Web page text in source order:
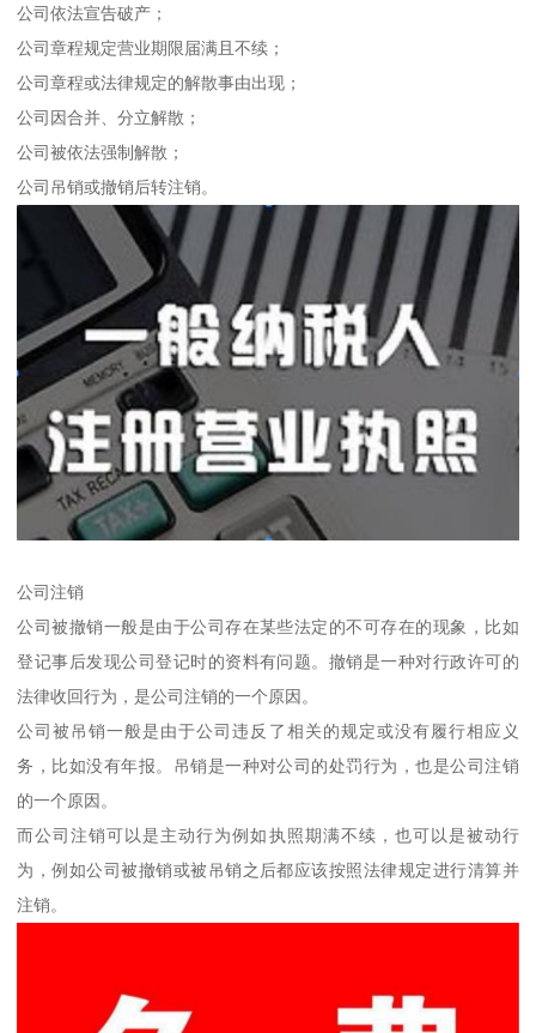
公司依法宣告破产；
公司章程规定营业期限届满且不续；
公司章程或法律规定的解散事由出现；
公司因合并、分立解散；
公司被依法强制解散；
公司吊销或撤销后转注销。
公司注销
公司被撤销一般是由于公司存在某些法定的不可存在的现象，比如
登记事后发现公司登记时的资料有问题。撤销是一种对行政许可的
法律收回行为，是公司注销的一个原因。
公司被吊销一般是由于公司违反了相关的规定或没有履行相应义
务，比如没有年报。吊销是一种对公司的处罚行为，也是公司注销
的一个原因。
而公司注销可以是主动行为例如执照期满不续，也可以是被动行
为，例如公司被撤销或被吊销之后都应该按照法律规定进行清算并
注销。